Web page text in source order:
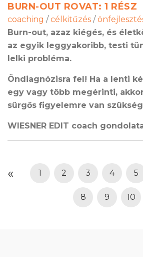
BURN-OUT ROVAT: 1 RÉSZ
coaching / célkitűzés /
Burn-out, azaz kiégés, és
az egyik leggyakoribb, testi
lelki probléma.
Öndiagnózisra fel! Ha a lenti
egy vagy több megérinti,
sürgős figyelemre van
WIESNER EDIT coach
« 1 2 3 4 5
8 9 10